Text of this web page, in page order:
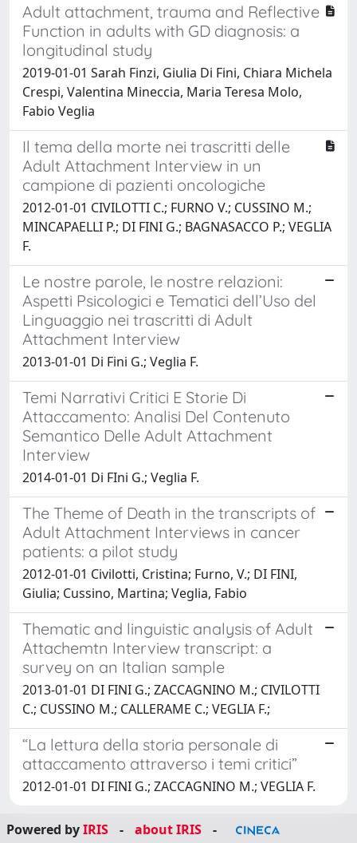
Adult attachment, trauma and Reflective
Function in adults with GD diagnosis: a
longitudinal study
2019-01-01 Sarah Finzi, Giulia Di Fini, Chiara Michela
Crespi, Valentina Mineccia, Maria Teresa Molo,
Fabio Veglia
Il tema della morte nei trascritti delle
Adult Attachment Interview in un
campione di pazienti oncologiche
2012-01-01 CIVILOTTI C.; FURNO V.; CUSSINO M.;
MINCAPAELLI P.; DI FINI G.; BAGNASACCO P.; VEGLIA
F.
Le nostre parole, le nostre relazioni:
Aspetti Psicologici e Tematici dell’Uso del
Linguaggio nei trascritti di Adult
Attachment Interview
2013-01-01 Di Fini G.; Veglia F.
Temi Narrativi Critici E Storie Di
Attaccamento: Analisi Del Contenuto
Semantico Delle Adult Attachment
Interview
2014-01-01 Di FIni G.; Veglia F.
The Theme of Death in the transcripts of
Adult Attachment Interviews in cancer
patients: a pilot study
2012-01-01 Civilotti, Cristina; Furno, V.; DI FINI,
Giulia; Cussino, Martina; Veglia, Fabio
Thematic and linguistic analysis of Adult
Attachemtn Interview transcript: a
survey on an Italian sample
2013-01-01 DI FINI G.; ZACCAGNINO M.; CIVILOTTI
C.; CUSSINO M.; CALLERAME C.; VEGLIA F.;
“La lettura della storia personale di
attaccamento attraverso i temi critici”
2012-01-01 DI FINI G.; ZACCAGNINO M.; VEGLIA F.
Powered byIRIS - about IRIS
-